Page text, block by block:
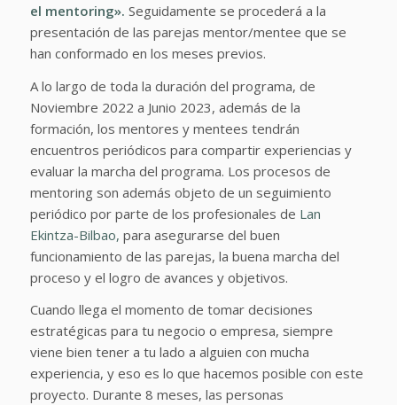
el mentoring». Seguidamente se procederá a la
presentación de las parejas mentor/mentee que se
han conformado en los meses previos.
A lo largo de toda la duración del programa, de
Noviembre 2022 a Junio 2023, además de la
formación, los mentores y mentees tendrán
encuentros periódicos para compartir experiencias y
evaluar la marcha del programa. Los procesos de
mentoring son además objeto de un seguimiento
periódico por parte de los profesionales de Lan
Ekintza-Bilbao, para asegurarse del buen
funcionamiento de las parejas, la buena marcha del
proceso y el logro de avances y objetivos.
Cuando llega el momento de tomar decisiones
estratégicas para tu negocio o empresa, siempre
viene bien tener a tu lado a alguien con mucha
experiencia, y eso es lo que hacemos posible con este
proyecto. Durante 8 meses, las personas